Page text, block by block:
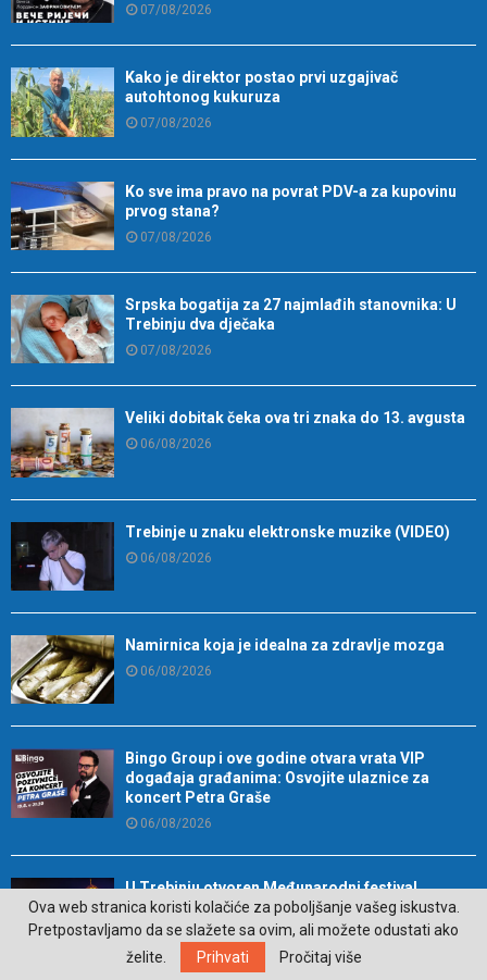
07/08/2026
Kako je direktor postao prvi uzgajivač
autohtonog kukuruza
07/08/2026
Ko sve ima pravo na povrat PDV-a za kupovinu
prvog stana?
07/08/2026
Srpska bogatija za 27 najmlađih stanovnika: U
Trebinju dva dječaka
07/08/2026
Veliki dobitak čeka ova tri znaka do 13. avgusta
06/08/2026
Trebinje u znaku elektronske muzike (VIDEO)
06/08/2026
Namirnica koja je idealna za zdravlje mozga
06/08/2026
Bingo Group i ove godine otvara vrata VIP
događaja građanima: Osvojite ulaznice za
koncert Petra Graše
06/08/2026
U Trebinju otvoren Međunarodni festival
klasične muzike
06/08/2026
Ova web stranica koristi kolačiće za poboljšanje vašeg iskustva.
Pretpostavljamo da se slažete sa ovim, ali možete odustati ako
želite.
Prihvati Pročitaj više